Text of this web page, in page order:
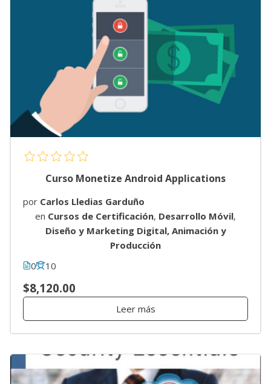
Curso Monetize Android Applications
por Carlos Lledias Garduño
en Cursos de Certificación, Desarrollo Móvil,
Diseño y Marketing Digital, Animación y
Producción
0
10
$8,120.00
Leer más